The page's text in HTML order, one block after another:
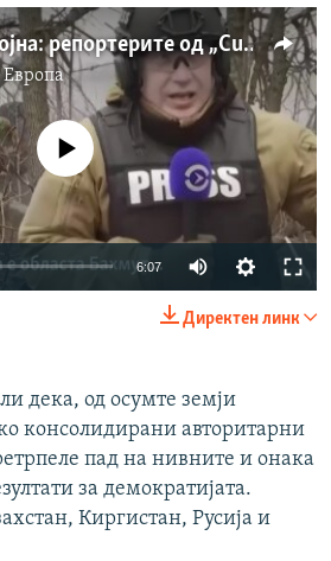
Две години во војна: репортерите од „Current Time“ за известувањето од линијата на фронтот во Украина
720p 1080p
currently available
6:07
720p
1080p
Директен линк
дека, од осумте земји
консолидирани авторитарни
пад на нивните и онака
за демократијата.
Киргистан, Русија и